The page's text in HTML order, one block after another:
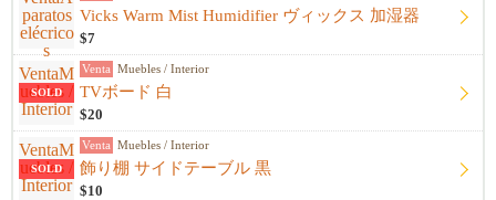
Vicks Warm Mist Humidifier ヴィックス 加湿器
$7
SOLD
Venta Muebles / Interior
TVボード 白
$20
SOLD
Venta Muebles / Interior
飾り棚 サイドテーブル 黒
$10